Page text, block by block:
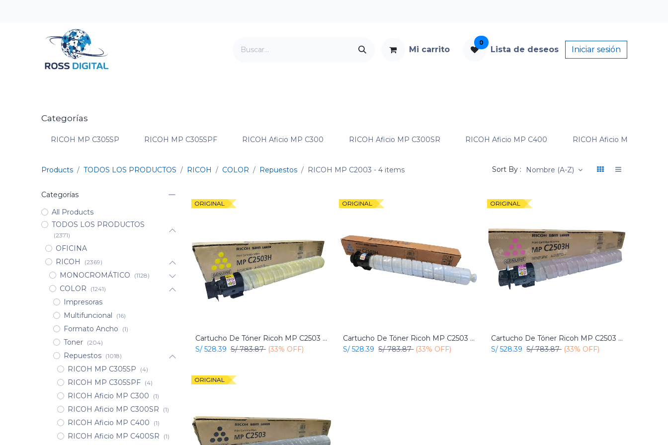
Mi carrito
0
Lista de deseos Iniciar sesión
Categorías
RICOH MP C305SP RICOH MP C305SPF RICOH Aficio MP C300 RICOH Aficio MP C300SR RICOH Aficio MP C400 RICOH Aficio MP C400SR
Products TODOS LOS PRODUCTOS RICOH COLOR Repuestos RICOH MP C2003 - 4 items Sort By : Nombre (A-Z)
Categorías
All Products
TODOS LOS PRODUCTOS
(2371)
OFICINA
RICOH
(2369)
MONOCROMÁTICO (1128)
COLOR (1241)
Impresoras
Multifuncional
(16)
Formato Ancho (1)
Toner (204)
Repuestos (1018)
RICOH MP C305SP (4)
RICOH MP C305SPF (4)
RICOH Aficio MP C300 (1)
RICOH Aficio MP C300SR (1)
RICOH Aficio MP C400 (1)
RICOH Aficio MP C400SR (1)
ORIGINAL
Add to Cart
Cartucho De Tóner Ricoh MP C2503 Amarillo Original
S/ 528.39 S/783.87 (33% OFF)
ORIGINAL
Add to Cart
Cartucho De Tóner Ricoh MP C2503 Cian Original
S/528.39 S/783.87 (33% OFF)
ORIGINAL
Add to Cart
Cartucho De Tóner Ricoh MP C2503 Magenta Original
S/ 528.39 S/783.87 (33% OFF)
ORIGINAL